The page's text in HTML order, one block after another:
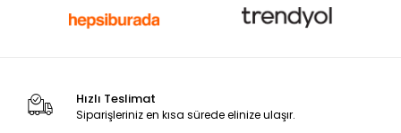
Hızlı Teslimat
Siparişleriniz en kısa sürede elinize ulaşır.